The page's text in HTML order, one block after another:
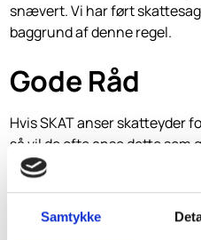
Samtykke
snævert. Vi har ført
baggrund af denne regel.
Gode Råd
Hvis SKAT anser skatteyder
så vil de ofte anse dette som
Skatteyder derimod ikke
anse dette som et glemt
søges assistance med til